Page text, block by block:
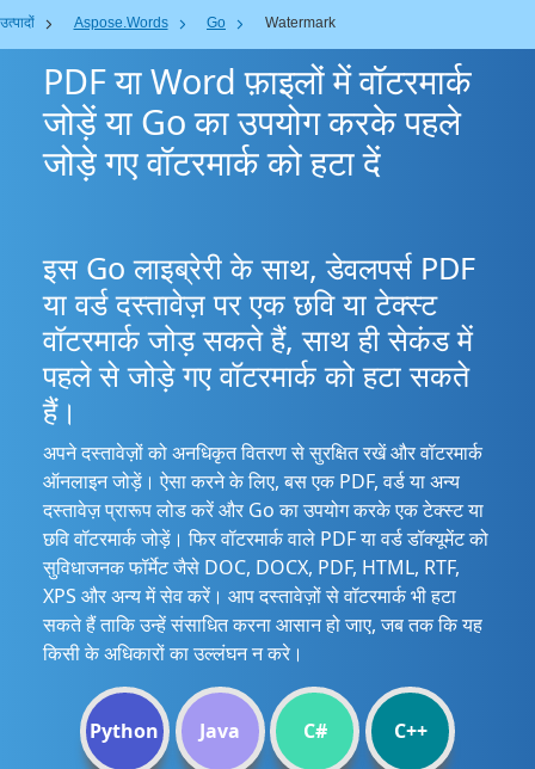
उत्पादों Aspose.Words Go Watermark
PDF या Word फ़ाइलों में वॉटरमार्क
जोड़ें या Go का उपयोग करके पहले
जोड़े गए वॉटरमार्क को हटा दें
इस Go लाइब्रेरी के साथ, डेवलपर्स PDF
या वर्ड दस्तावेज़ पर एक छवि या टेक्स्ट
वॉटरमार्क जोड़ सकते हैं, साथ ही सेकंड में
पहले से जोड़े गए वॉटरमार्क को हटा सकते
हैं।
अपने दस्तावेज़ों को अनधिकृत वितरण से सुरक्षित रखें और वॉटरमार्क
ऑनलाइन जोड़ें। ऐसा करने के लिए, बस एक PDF, वर्ड या अन्य
दस्तावेज़ प्रारूप लोड करें और Go का उपयोग करके एक टेक्स्ट या
छवि वॉटरमार्क जोड़ें। फिर वॉटरमार्क वाले PDF या वर्ड डॉक्यूमेंट को
सुविधाजनक फॉर्मेट जैसे DOC, DOCX, PDF, HTML, RTF,
XPS और अन्य में सेव करें। आप दस्तावेज़ों से वॉटरमार्क भी हटा
सकते हैं ताकि उन्हें संसाधित करना आसान हो जाए, जब तक कि यह
किसी के अधिकारों का उल्लंघन न करे।
Python Java C# C++